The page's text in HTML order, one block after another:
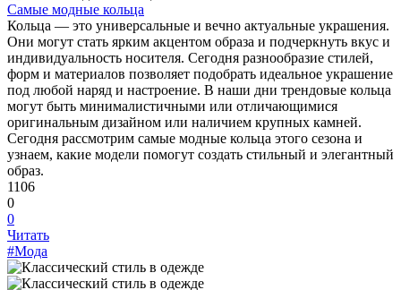
Самые модные кольца
Кольца — это универсальные и вечно актуальные украшения.
Они могут стать ярким акцентом образа и подчеркнуть вкус и
индивидуальность носителя. Сегодня разнообразие стилей,
форм и материалов позволяет подобрать идеальное украшение
под любой наряд и настроение. В наши дни трендовые кольца
могут быть минималистичными или отличающимися
оригинальным дизайном или наличием крупных камней.
Сегодня рассмотрим самые модные кольца этого сезона и
узнаем, какие модели помогут создать стильный и элегантный
образ.
1106
0
0
Читать
#Мода